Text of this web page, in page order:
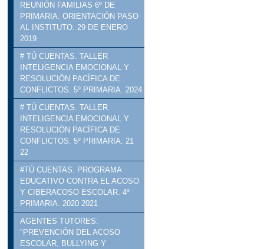
REUNIÓN FAMILIAS 6º DE
PRIMARIA. ORIENTACIÓN PASO
AL INSTITUTO. 29 DE ENERO
2019
# TÚ CUENTAS. TALLER
INTELIGENCIA EMOCIONAL Y
RESOLUCIÓN PACÍFICA DE
CONFLICTOS. 5º PRIMARIA. 2024
# TÚ CUENTAS. TALLER
INTELIGENCIA EMOCIONAL Y
RESOLUCIÓN PACÍFICA DE
CONFLICTOS. 5º PRIMARIA. 21
22
#TÚ CUENTAS. PROGRAMA
EDUCATIVO CONTRA EL ACOSO
Y CIBERACOSO ESCOLAR. 4º
PRIMARIA. 2020 2021
AGENTES TUTORES:
"PREVENCIÓN DEL ACOSO
ESCOLAR, BULLYING Y